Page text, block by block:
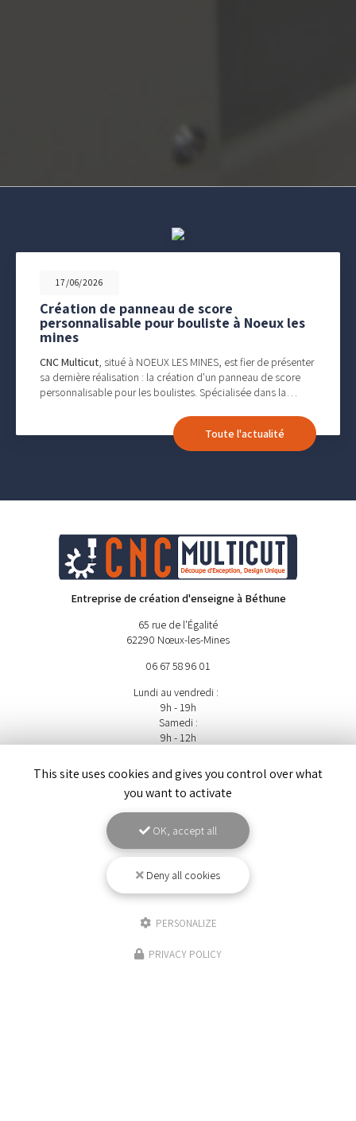
17/06/2026
Création de panneau de score
personnalisable pour bouliste à Noeux les
mines
CNC Multicut, situé à NOEUX LES MINES, est fier de présenter
sa dernière réalisation : la création d'un panneau de score
personnalisable pour les boulistes. Spécialisée dans la…
Toute l'actualité
Entreprise de création d'enseigne à Béthune
65 rue de l'Égalité
62290 Nœux-les-Mines
06 67 58 96 01
Lundi au vendredi :
9h - 19h
Samedi :
9h - 12h
ENVOYEZ UN MESSAGE
This site uses cookies and gives you control over what
you want to activate
OK, accept all
Deny all cookies
PERSONALIZE
PRIVACY POLICY